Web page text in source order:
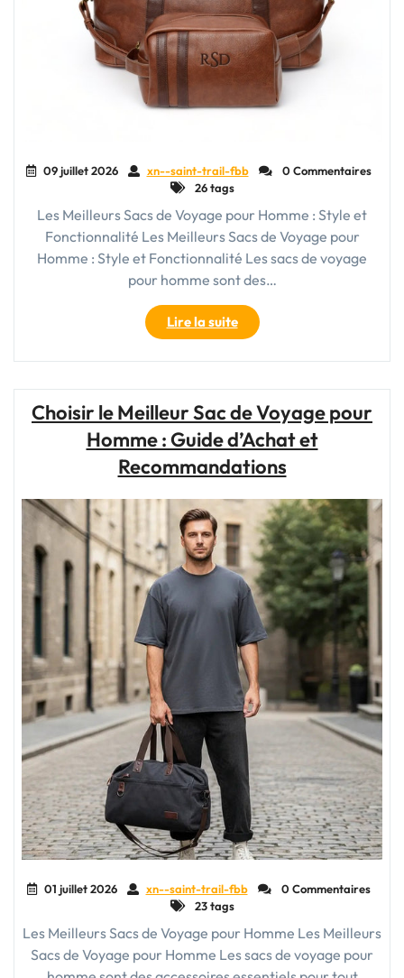
09 juillet 2026 xn--saint-trail-fbb
0 Commentaires
26 tags
Les Meilleurs Sacs de Voyage pour Homme : Style et
Fonctionnalité Les Meilleurs Sacs de Voyage pour
Homme : Style et Fonctionnalité Les sacs de voyage
pour homme sont des…
Lire la suite"Guide
d’Achat
:
Sacs
de
Voyage
pour
Homme
en
2021"
Choisir le Meilleur Sac de Voyage pour
Homme : Guide d’Achat et
Recommandations
01 juillet 2026 xn--saint-trail-fbb
0 Commentaires
23 tags
Les Meilleurs Sacs de Voyage pour Homme Les Meilleurs
Sacs de Voyage pour Homme Les sacs de voyage pour